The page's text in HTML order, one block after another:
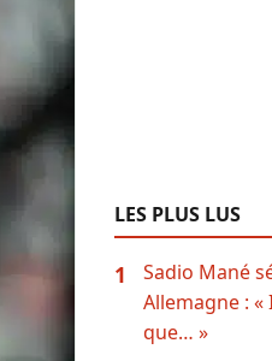
LES PLUS LUS
1
Sadio Mané
Allemagne :
que… »